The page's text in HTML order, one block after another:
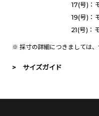
17(号)：
19(号)：
21(号)：
※ 採寸の詳細につきましては、
> サイズガイド